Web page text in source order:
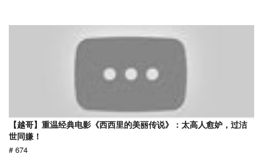
【越哥】重温经典电影《西西里的美丽传说》：太高人愈妒，过洁
世同嫌！
# 674